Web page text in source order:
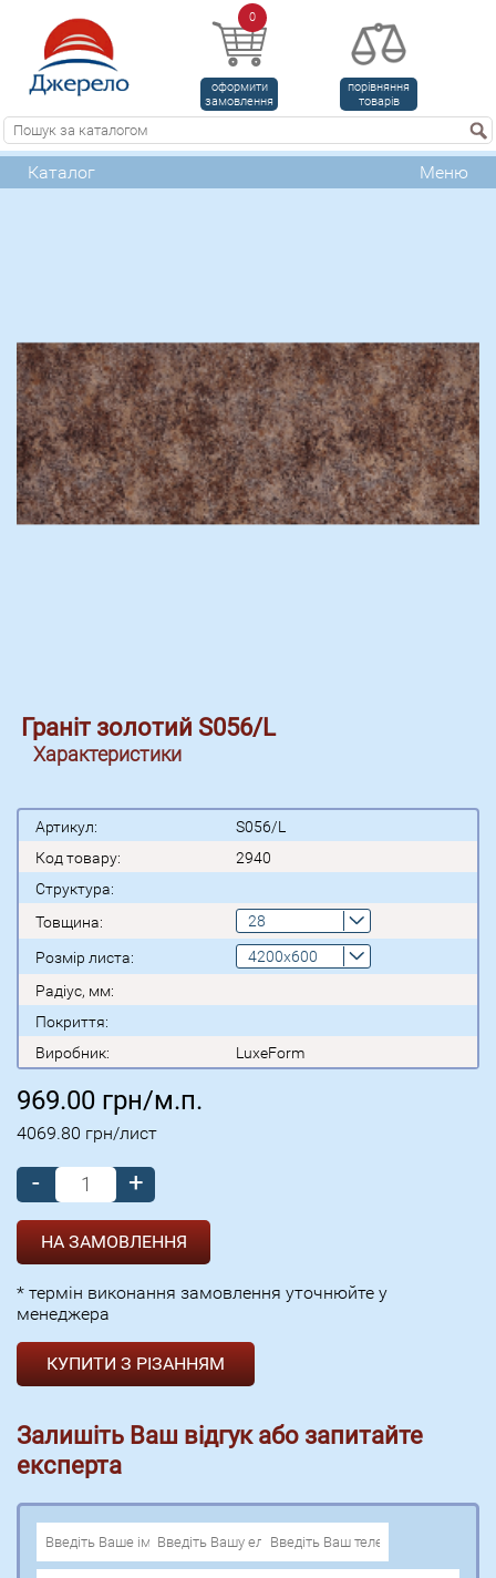
0
оформити
замовлення
порівняння
товарів
Каталог Меню
Граніт золотий S056/L
Характеристики
Артикул:
S056/L
Код товару:
2940
Структура:
Товщина:
28
Розмір листа:
4200x600
Радіус, мм:
Покриття:
Виробник:
LuxeForm
969.00 грн/м.п.
4069.80 грн/лист
- +
* термін виконання замовлення уточнюйте у
менеджера
КУПИТИ З РІЗАННЯМ
Залишіть Ваш відгук або запитайте
експерта